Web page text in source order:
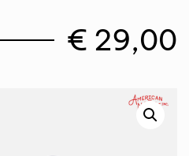
€ 29,00